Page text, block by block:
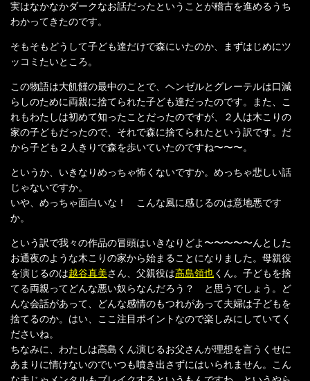
実はなかなかダークなお話だったということが稽古を進めるうち
わかってきたのです。
そもそもどうして子ども達だけで森にいたのか、まずはじめにツ
ッコミたいところ。
この物語は大飢饉の最中のことで、ヘンゼルとグレーテルは口減
らしのために両親に捨てられた子ども達だったのです。また、こ
れもわたしは初めて知ったことだったのですが、２人は木こりの
家の子どもだったので、それで森に捨てられたという訳です。だ
から子ども２人きりで森を歩いていたのですね〜〜〜。
というか、いきなりめっちゃ怖くないですか。めっちゃ悲しい話
じゃないですか。
いや、めっちゃ面白いな！ こんな風に感じるのは意地悪です
か。
という訳で我々の作品の冒頭はいきなりどよ〜〜〜〜〜んとした
お通夜のような木こりの家から始まることになりました。母親役
を演じるのは越谷真美さん、父親役は高島領也くん。子どもを捨
てる両親ってどんな悪い奴らなんだろう？ と思うでしょう。ど
んな会話があって、どんな感情のもつれがあって夫婦は子どもを
捨てるのか。はい、ここ注目ポイントなので楽しみにしていてく
ださいね。
ちなみに、わたしは高島くん演じるお父さんが理想を言うくせに
あまりに情けないのでいつも噴き出さずにはいられません。こん